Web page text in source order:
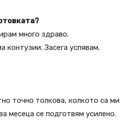
много здраво.
контузии. Засега успявам.
точно толкова, колкото са ми
месеца се подготвям усилено.